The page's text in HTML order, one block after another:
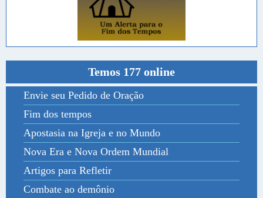
Temos 177 online
Envie seu Pedido de Oração
Fim dos tempos
Apostasia na Igreja e no Mundo
Nova Era e Nova Ordem Mundial
Artigos para Refletir
Combate ao demônio